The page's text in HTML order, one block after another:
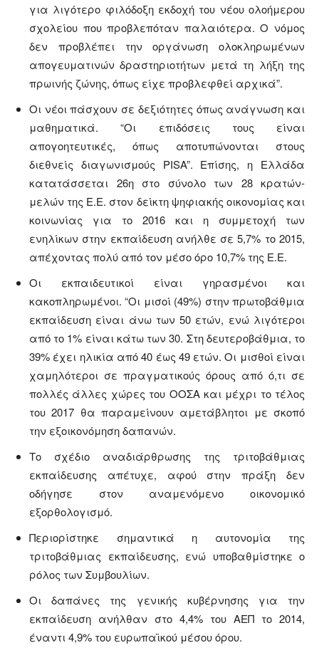
για λιγότερο φιλόδοξη εκδοχή του νέου ολοήμερου
σχολείου που προβλεπόταν παλαιότερα. Ο νόμος
δεν προβλέπει την οργάνωση ολοκληρωμένων
απογευματινών δραστηριοτήτων μετά τη λήξη της
πρωινής ζώνης, όπως είχε προβλεφθεί αρχικά”.
Οι νέοι πάσχουν σε δεξιότητες όπως ανάγνωση και
μαθηματικά. “Οι επιδόσεις τους είναι
απογοητευτικές, όπως αποτυπώνονται στους
διεθνείς διαγωνισμούς PISA”. Επίσης, η Ελλάδα
κατατάσσεται 26η στο σύνολο των 28 κρατών-
μελών της Ε.Ε. στον δείκτη ψηφιακής οικονομίας και
κοινωνίας για το 2016 και η συμμετοχή των
ενηλίκων στην εκπαίδευση ανήλθε σε 5,7% το 2015,
απέχοντας πολύ από τον μέσο όρο 10,7% της Ε.Ε.
Οι εκπαιδευτικοί είναι γηρασμένοι και
κακοπληρωμένοι. “Οι μισοί (49%) στην πρωτοβάθμια
εκπαίδευση είναι άνω των 50 ετών, ενώ λιγότεροι
από το 1% είναι κάτω των 30. Στη δευτεροβάθμια, το
39% έχει ηλικία από 40 έως 49 ετών. Οι μισθοί είναι
χαμηλότεροι σε πραγματικούς όρους από ό,τι σε
πολλές άλλες χώρες του ΟΟΣΑ και μέχρι το τέλος
του 2017 θα παραμείνουν αμετάβλητοι με σκοπό
την εξοικονόμηση δαπανών.
Το σχέδιο αναδιάρθρωσης της τριτοβάθμιας
εκπαίδευσης απέτυχε, αφού στην πράξη δεν
οδήγησε στον αναμενόμενο οικονομικό
εξορθολογισμό.
Περιορίστηκε σημαντικά η αυτονομία της
τριτοβάθμιας εκπαίδευσης, ενώ υποβαθμίστηκε ο
ρόλος των Συμβουλίων.
Οι δαπάνες της γενικής κυβέρνησης για την
εκπαίδευση ανήλθαν στο 4,4% του ΑΕΠ το 2014,
έναντι 4,9% του ευρωπαϊκού μέσου όρου.